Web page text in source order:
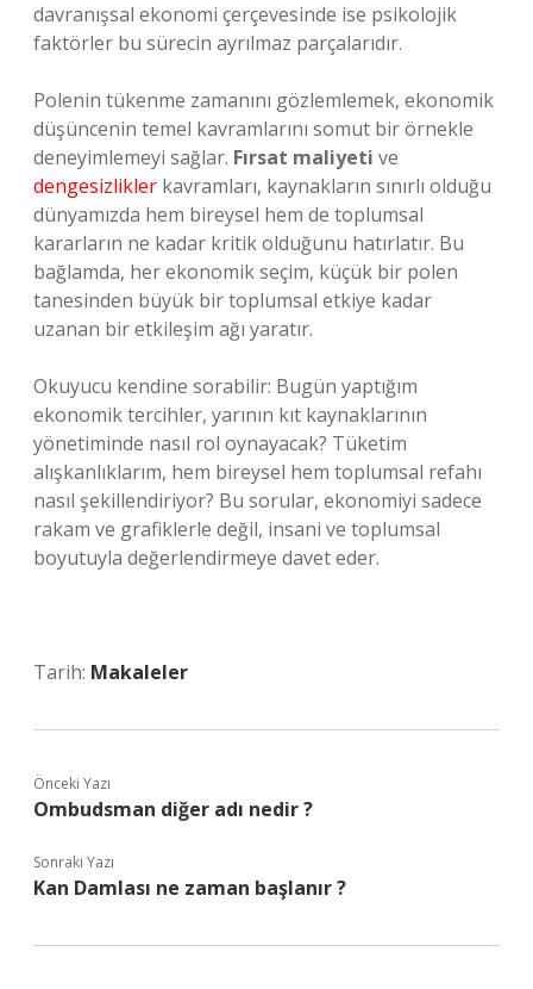
davranışsal ekonomi çerçevesinde ise psikolojik
faktörler bu sürecin ayrılmaz parçalarıdır.
Polenin tükenme zamanını gözlemlemek, ekonomik
düşüncenin temel kavramlarını somut bir örnekle
deneyimlemeyi sağlar. Fırsat maliyeti ve
dengesizlikler kavramları, kaynakların sınırlı olduğu
dünyamızda hem bireysel hem de toplumsal
kararların ne kadar kritik olduğunu hatırlatır. Bu
bağlamda, her ekonomik seçim, küçük bir polen
tanesinden büyük bir toplumsal etkiye kadar
uzanan bir etkileşim ağı yaratır.
Okuyucu kendine sorabilir: Bugün yaptığım
ekonomik tercihler, yarının kıt kaynaklarının
yönetiminde nasıl rol oynayacak? Tüketim
alışkanlıklarım, hem bireysel hem toplumsal refahı
nasıl şekillendiriyor? Bu sorular, ekonomiyi sadece
rakam ve grafiklerle değil, insani ve toplumsal
boyutuyla değerlendirmeye davet eder.
Tarih: Makaleler
Önceki Yazı
Ombudsman diğer adı nedir ?
Sonraki Yazı
Kan Damlası ne zaman başlanır ?